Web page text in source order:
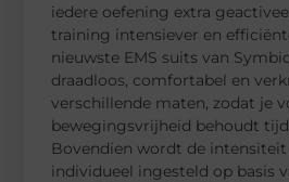
iedere oefening extra
training intensiever en
nieuwste EMS suits van
draadloos, comfortabel en
verschillende maten, zodat je
bewegingsvrijheid behoudt
Bovendien wordt de
individueel ingesteld op basis